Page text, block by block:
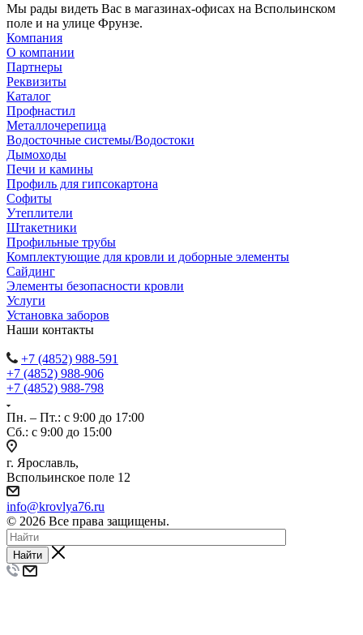
Мы рады видеть Вас в магазинах-офисах на Вспольинском
поле и на улице Фрунзе.
Компания
О компании
Партнеры
Реквизиты
Каталог
Профнастил
Металлочерепица
Водосточные системы/Водостоки
Дымоходы
Печи и камины
Профиль для гипсокартона
Софиты
Утеплители
Штакетники
Профильные трубы
Комплектующие для кровли и доборные элементы
Сайдинг
Элементы безопасности кровли
Услуги
Установка заборов
Наши контакты
+7 (4852) 988-591
+7 (4852) 988-906
+7 (4852) 988-798
Пн. – Пт.: с 9:00 до 17:00
Сб.: с 9:00 до 15:00
г. Ярославль,
Вспольинское поле 12
info@krovlya76.ru
© 2026 Все права защищены.
Найти